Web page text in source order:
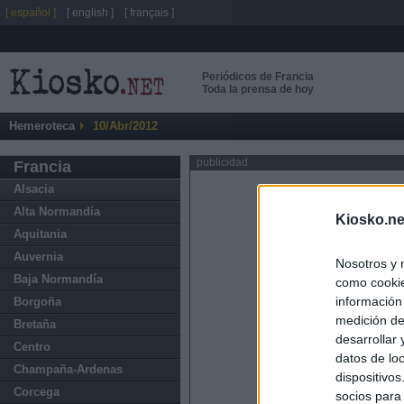
Nosotros y
como
medición
desarrollar
datos de
socios
Periódicos de Francia
Toda la prensa de hoy
Hemeroteca 10/Abr/2012
Francia
Alsacia
Alta Normandía
Aquitania
Auvernia
Baja Normandía
Borgoña
Bretaña
Centro
Champaña-Ardenas
Corcega
publicidad
[ español ] [ english ] [ français ]